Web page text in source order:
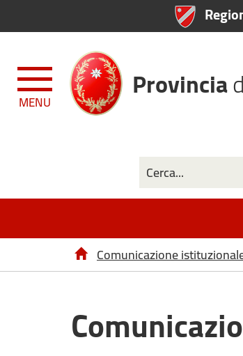
MENU Provincia
Comunicazione